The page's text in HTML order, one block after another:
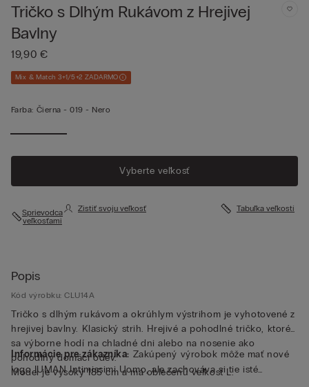
Tričko s Dlhým Rukávom z Hrejivej
Bavlny
19,90 €
Mix & Match 3+1/5+2 ZADARMO
Farba: Čierna -019 - Nero
Vyberte veľkosť
Sprievodca
veľkosťami
Zistiť svoju veľkosť Tabuľka veľkostí
Popis
Kód výrobku: CLU14A
Tričko s dlhým rukávom a okrúhlym výstrihom je vyhotovené z
hrejivej bavlny. Klasický strih. Hrejivé a pohodlné tričko, ktoré
sa výborne hodí na chladné dni alebo na nosenie ako
pohodlný domáci odev.
Model je vysoký 185 cm a má oblečenú veľkosť L.
Informácie pre zákazníka: Zakúpený výrobok môže mať nové
logo IUMAN Intimissimi Uomo, ale zachováva si tie isté